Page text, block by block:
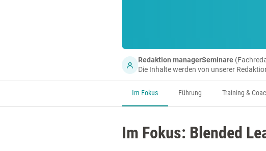
Redaktion managerSeminare
Die Inhalte werden von unserer
Im Fokus Führung Training &
Im Fokus: Blended